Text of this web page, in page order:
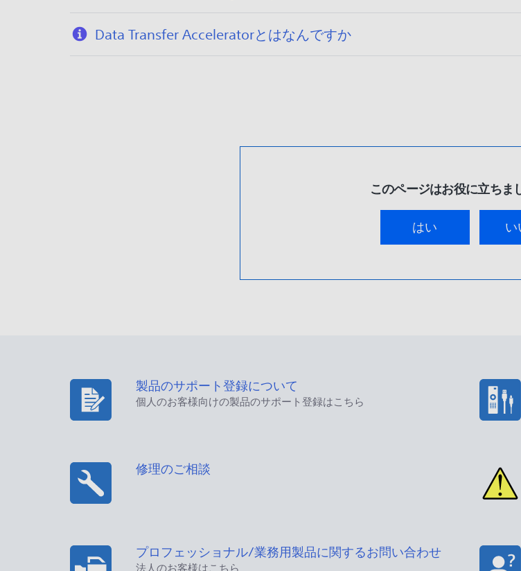
Data Transfer Acceleratorとはなんですか
このページはお役に立ちま
はい い
製品のサポート登録について
個人のお客様向けの製品のサポート登録はこちら
修理のご相談
プロフェッショナル/業務用製品に関するお問い合わせ
法人のお客様はこちら